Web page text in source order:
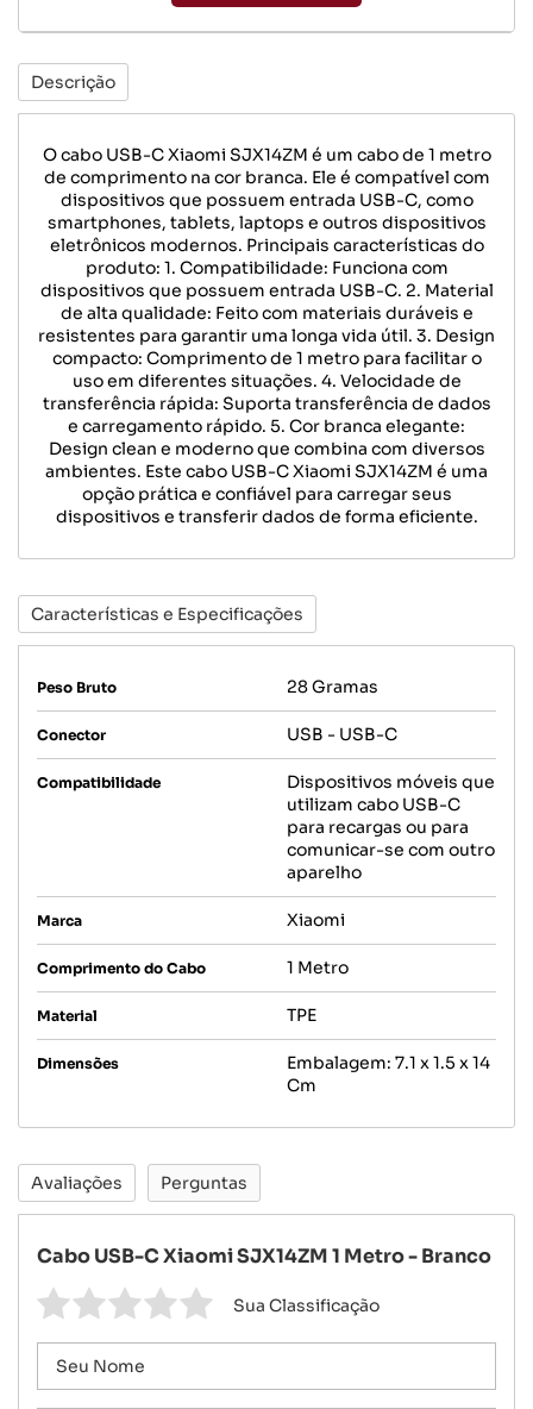
Descrição
O cabo USB-C Xiaomi SJX14ZM é um cabo de 1 metro
de comprimento na cor branca. Ele é compatível com
dispositivos que possuem entrada USB-C, como
smartphones, tablets, laptops e outros dispositivos
eletrônicos modernos. Principais características do
produto: 1. Compatibilidade: Funciona com
dispositivos que possuem entrada USB-C. 2. Material
de alta qualidade: Feito com materiais duráveis e
resistentes para garantir uma longa vida útil. 3. Design
compacto: Comprimento de 1 metro para facilitar o
uso em diferentes situações. 4. Velocidade de
transferência rápida: Suporta transferência de dados
e carregamento rápido. 5. Cor branca elegante:
Design clean e moderno que combina com diversos
ambientes. Este cabo USB-C Xiaomi SJX14ZM é uma
opção prática e confiável para carregar seus
dispositivos e transferir dados de forma eficiente.
Características e Especificações
Peso Bruto 28 Gramas
Conector USB - USB-C
Compatibilidade
Dispositivos móveis que
utilizam cabo USB-C
para recargas ou para
comunicar-se com outro
aparelho
Marca Xiaomi
Comprimento do Cabo 1 Metro
Material TPE
Dimensões
Embalagem: 7.1 x 1.5 x 14
Cm
Avaliações Perguntas
Cabo USB-C Xiaomi SJX14ZM 1 Metro - Branco
Sua Classificação